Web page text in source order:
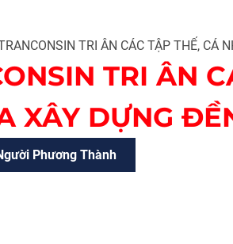
TRI ÂN CÁC TẬP THỂ, CÁ
TRI ÂN
XÂY DỰNG
Phương Thành